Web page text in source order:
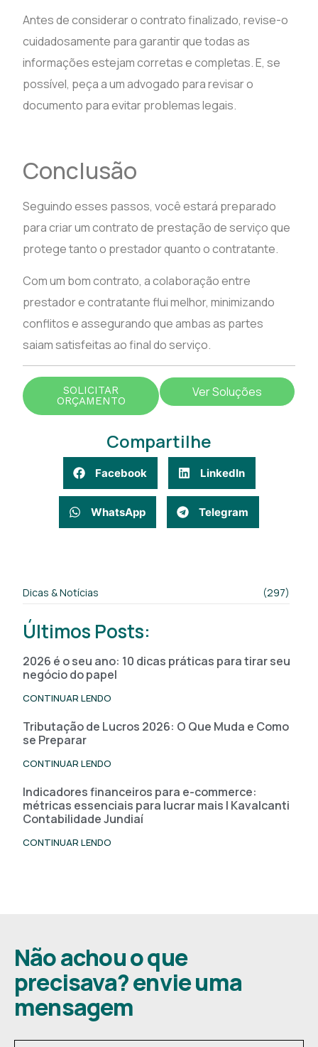
Antes de considerar o contrato finalizado, revise-o
cuidadosamente para garantir que todas as
informações estejam corretas e completas. E, se
possível, peça a um advogado para revisar o
documento para evitar problemas legais.
Conclusão
Seguindo esses passos, você estará preparado
para criar um contrato de prestação de serviço que
protege tanto o prestador quanto o contratante.
Com um bom contrato, a colaboração entre
prestador e contratante flui melhor, minimizando
conflitos e assegurando que ambas as partes
saiam satisfeitas ao final do serviço.
SOLICITAR
ORÇAMENTO
Ver Soluções
Compartilhe
Facebook LinkedIn
WhatsApp Telegram
Dicas & Notícias (297)
Últimos Posts:
2026 é o seu ano: 10 dicas práticas para tirar seu
negócio do papel
CONTINUAR LENDO
Tributação de Lucros 2026: O Que Muda e Como
se Preparar
CONTINUAR LENDO
Indicadores financeiros para e-commerce:
métricas essenciais para lucrar mais | Kavalcanti
Contabilidade Jundiaí
CONTINUAR LENDO
Não achou o que
precisava? envie uma
mensagem